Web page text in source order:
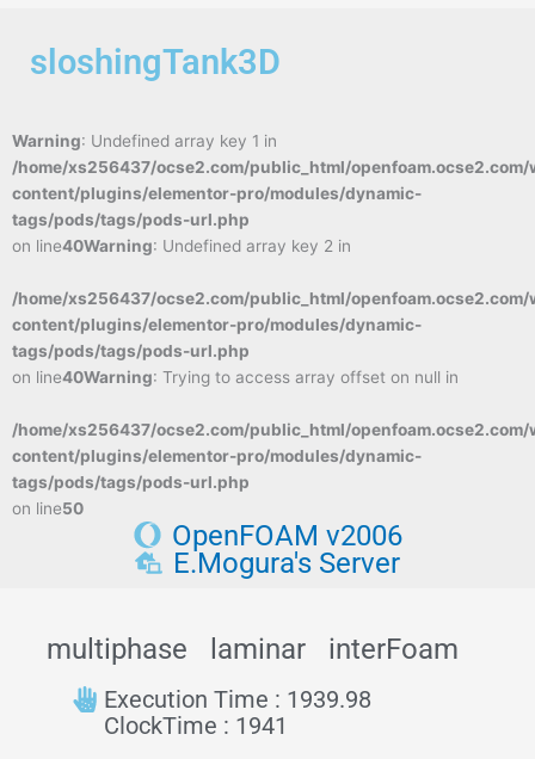
sloshingTank3D
Warning: Undefined array key 1 in
/home/xs256437/ocse2.com/public_html/openfoam.ocse2.com/
content/plugins/elementor-pro/modules/dynamic-
tags/pods/tags/pods-url.php
on line40Warning: Undefined array key 2 in
/home/xs256437/ocse2.com/public_html/openfoam.ocse2.com/
content/plugins/elementor-pro/modules/dynamic-
tags/pods/tags/pods-url.php
on line40Warning: Trying to access array offset on null in
/home/xs256437/ocse2.com/public_html/openfoam.ocse2.com/
content/plugins/elementor-pro/modules/dynamic-
tags/pods/tags/pods-url.php
on line50
OpenFOAM v2006
E.Mogura's Server
multiphase laminar interFoam
Execution Time : 1939.98
ClockTime : 1941